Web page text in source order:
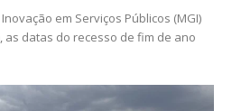
em Serviços Públicos (MGI)
as datas do recesso de fim de ano